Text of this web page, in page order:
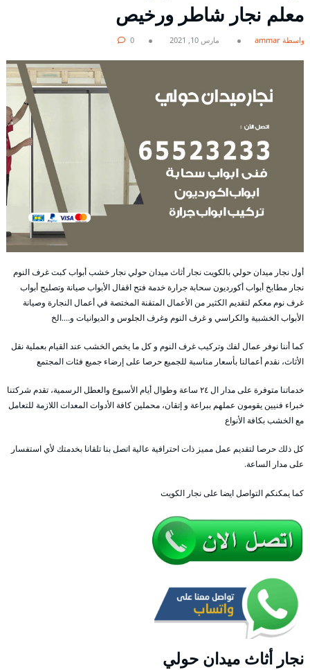
معلم نجار شاطر ورخيص
بواسطة ammar مارس 10, 2021 0
أول نجار ميدان حولي بالكويت نجار أثاث ميدان حولي نجار خشب أبواب كبت غرف النوم
نجار مطابخ أبواب أكورديون سحابة جرارة خدمة فتح اقفال الأبواب صيانة وتصليح أبواب
غرف نوم معكم لتقديم الكثير من الأعمال المتقنة المختصة في أعمال النجارة وصيانة
الأبواب الخشبية والكراسي و غرف النوم وغرف الجلوس و الديوانيات و….الخ
كما أننا نوفر عمال لفك وتركيب غرف النوم و كل ما يخص الخشب عند القيام بعملية نقل
الأثاث، نقدم أعمالنا بأسعار مناسبة للجميع حرصا على إرضاء جميع فئات المجتمع
خدماتنا متوفرة على مدار ال ٢٤ ساعة وطوال أيام الأسبوع والعطل الرسمية، تقدم شركتنا
خبراء فنيين يقومون عملهم ببراعة و إتقان، محملين كافة الأدوات المعدات اللازمة للتعامل
مع الخشب بكافة الأنواع
كل ذلك حرصا لتقديم عمل مميز ذات احترافية عالية اتصل بنا تلقانا بخدمتك لأي استفسار
على مدار الساعة.
كما يمكنكم التواصل ايضا على نجار الكويت
نجار أثاث ميدان حولي